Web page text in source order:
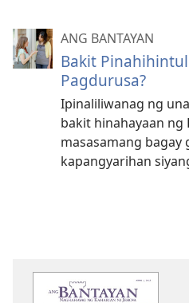
ANG BANTAYAN
Bakit
Pagdurusa?
Ipinaliliwanag ng
bakit hinahayaan ng
masasamang bagay
kapangyarihan